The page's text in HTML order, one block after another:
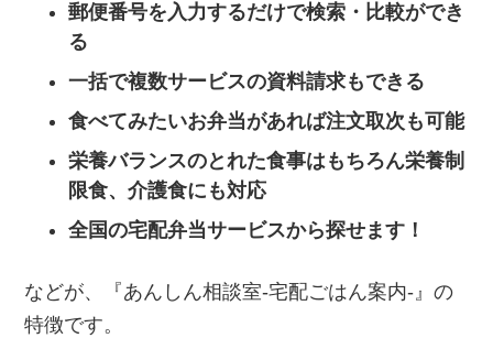
郵便番号を入力するだけで検索・比較ができ
る
一括で複数サービスの資料請求もできる
食べてみたいお弁当があれば注文取次も可能
栄養バランスのとれた食事はもちろん栄養制
限食、介護食にも対応
全国の宅配弁当サービスから探せます！
などが、『あんしん相談室‐宅配ごはん案内‐』の
特徴です。